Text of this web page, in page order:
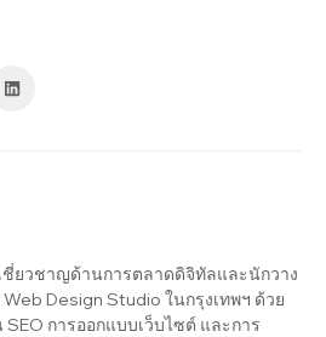
ชี่ยวชาญด้านการตลาดดิจิทัลและนักวาง
Design Studio ในกรุงเทพฯ ด้วย
การออกแบบเว็บไซต์ และการ